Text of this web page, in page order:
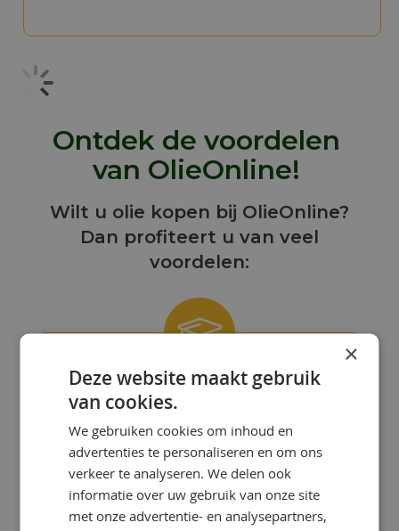
Ontdek de voordelen
van OlieOnline!
Wilt u olie kopen bij OlieOnline?
Dan profiteert u van veel
voordelen:
ONZE KENNIS IS UW KRACHT!
van gepassioneerde smeermiddelen-
specialisten met uitgebreide kennis en
ervaring.
×
Deze website maakt gebruik
van cookies.
We gebruiken cookies om inhoud en
advertenties te personaliseren en om ons
verkeer te analyseren. We delen ook
informatie over uw gebruik van onze site
met onze advertentie- en analysepartners,